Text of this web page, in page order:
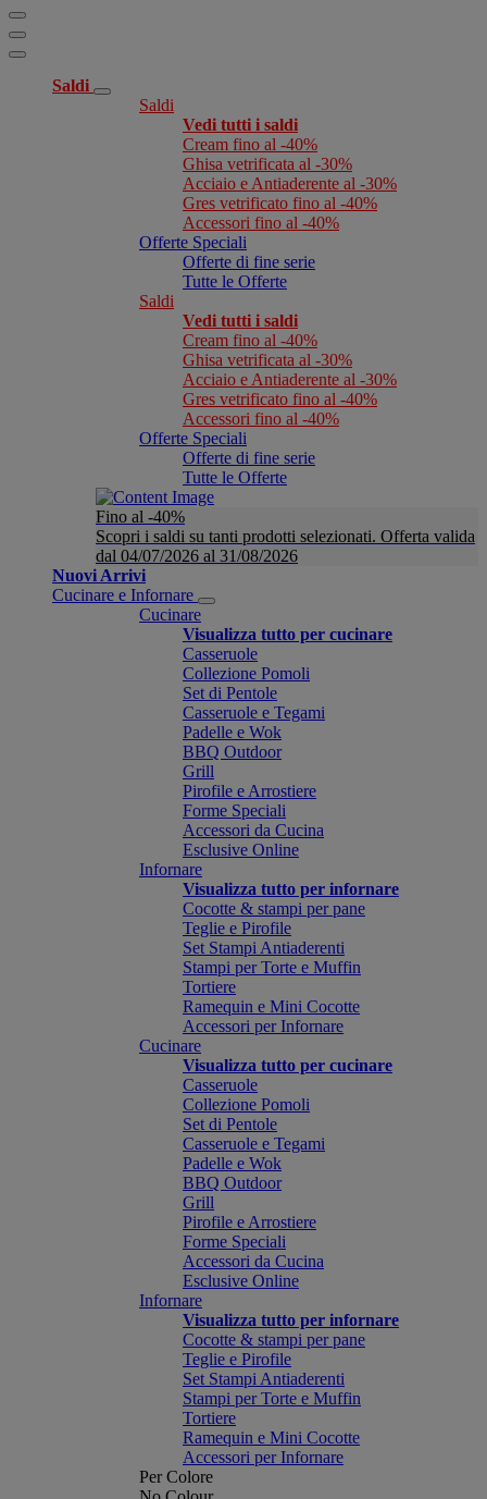
Saldi
Saldi
Vedi tutti i saldi
Cream fino al -40%
Ghisa vetrificata al -30%
Acciaio e Antiaderente al -30%
Gres vetrificato fino al -40%
Accessori fino al -40%
Offerte Speciali
Offerte di fine serie
Tutte le Offerte
Saldi
Vedi tutti i saldi
Cream fino al -40%
Ghisa vetrificata al -30%
Acciaio e Antiaderente al -30%
Gres vetrificato fino al -40%
Accessori fino al -40%
Offerte Speciali
Offerte di fine serie
Tutte le Offerte
Fino al -40%
Scopri i saldi su tanti prodotti selezionati. Offerta valida
dal 04/07/2026 al 31/08/2026
Nuovi Arrivi
Cucinare e Infornare
Cucinare
Visualizza tutto per cucinare
Casseruole
Collezione Pomoli
Set di Pentole
Casseruole e Tegami
Padelle e Wok
BBQ Outdoor
Grill
Pirofile e Arrostiere
Forme Speciali
Accessori da Cucina
Esclusive Online
Infornare
Visualizza tutto per infornare
Cocotte & stampi per pane
Teglie e Pirofile
Set Stampi Antiaderenti
Stampi per Torte e Muffin
Tortiere
Ramequin e Mini Cocotte
Accessori per Infornare
Cucinare
Visualizza tutto per cucinare
Casseruole
Collezione Pomoli
Set di Pentole
Casseruole e Tegami
Padelle e Wok
BBQ Outdoor
Grill
Pirofile e Arrostiere
Forme Speciali
Accessori da Cucina
Esclusive Online
Infornare
Visualizza tutto per infornare
Cocotte & stampi per pane
Teglie e Pirofile
Set Stampi Antiaderenti
Stampi per Torte e Muffin
Tortiere
Ramequin e Mini Cocotte
Accessori per Infornare
Per Colore